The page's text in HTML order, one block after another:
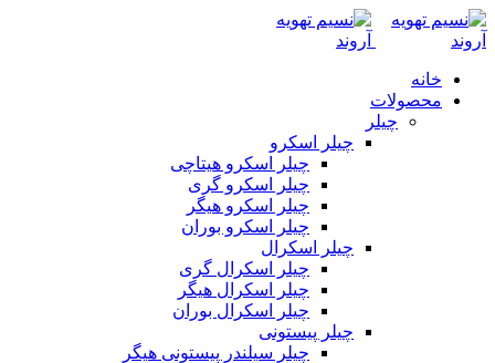
خانه
محصولات
چیلر
چیلر اسکرو
چیلر اسکرو هیتاچی
چیلر اسکرو گری
چیلر اسکرو هیگر
چیلر اسکرو بوران
چیلر اسکرال
چیلر اسکرال گری
چیلر اسکرال هیگر
چیلر اسکرال بوران
چیلر پیستونی
چیلر سیلندر پیستونی هیگر